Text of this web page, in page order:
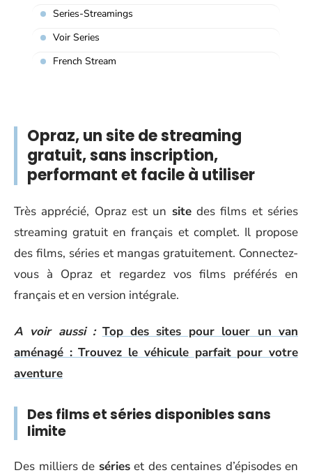
Series-Streamings
Voir Series
French Stream
Opraz, un site de streaming
gratuit, sans inscription,
performant et facile à utiliser
Très apprécié, Opraz est un sitedes films et séries
streaming gratuit en français et complet. Il propose
des films, séries et mangas gratuitement. Connectez-
vous à Opraz et regardez vos films préférés en
français et en version intégrale.
A voir aussi : Top des sites pour louer un van
aménagé : Trouvez le véhicule parfait pour votre
aventure
Des films et séries disponibles sans
limite
Des milliers de sérieset des centaines d’épisodes en